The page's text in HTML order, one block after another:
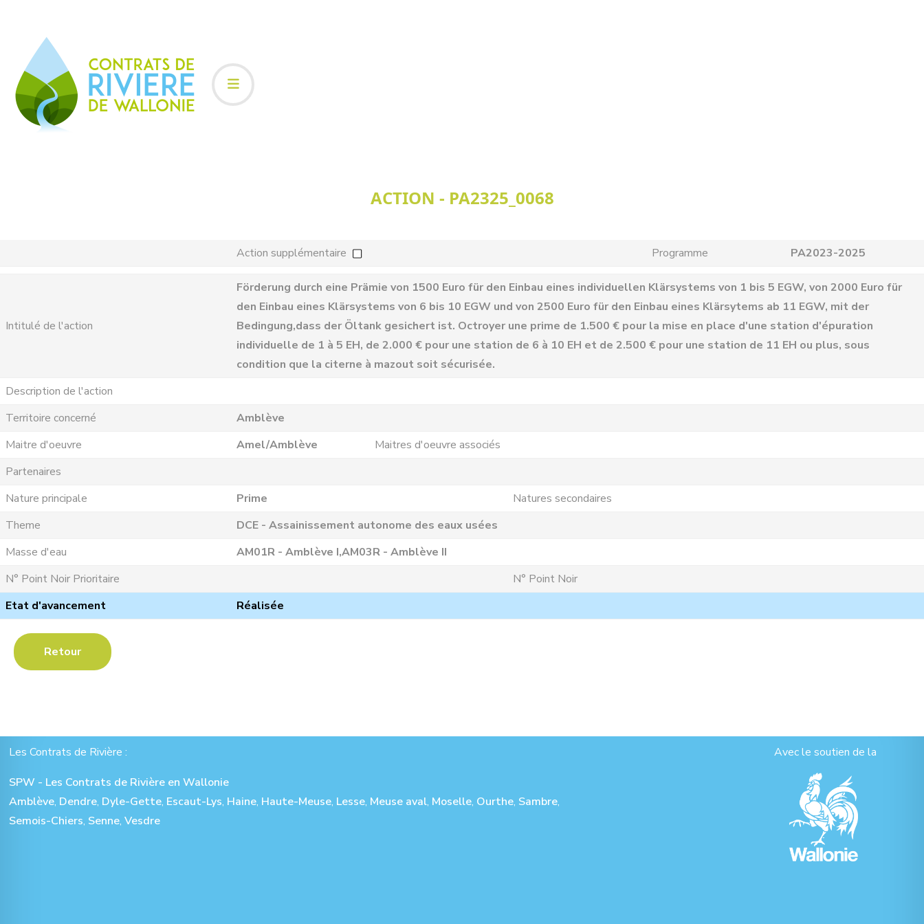
ACTION - PA2325_0068
Action supplémentaire Programme PA2023-2025
Intitulé de l'action
Förderung durch eine Prämie von 1500 Euro für den Einbau eines individuellen Klärsystems von 1 bis 5 EGW, von 2000 Euro für
den Einbau eines Klärsystems von 6 bis 10 EGW und von 2500 Euro für den Einbau eines Klärsytems ab 11 EGW, mit der
Bedingung,dass der Öltank gesichert ist. Octroyer une prime de 1.500 € pour la mise en place d'une station d'épuration
individuelle de 1 à 5 EH, de 2.000 € pour une station de 6 à 10 EH et de 2.500 € pour une station de 11 EH ou plus, sous
condition que la citerne à mazout soit sécurisée.
Description de l'action
Territoire concerné
Amblève
Maitre d'oeuvre
Amel/Amblève
Maitres d'oeuvre associés
Partenaires
Nature principale
Prime
Natures secondaires
Theme
DCE - Assainissement autonome des eaux usées
Masse d'eau
AM01R - Amblève I,AM03R - Amblève II
N° Point Noir Prioritaire
N° Point Noir
Etat d'avancement
Réalisée
Retour
Les Contrats de Rivière :
SPW - Les Contrats de Rivière en Wallonie
Amblève, Dendre, Dyle-Gette, Escaut-Lys, Haine, Haute-Meuse, Lesse, Meuse aval, Moselle, Ourthe, Sambre,
Semois-Chiers, Senne, Vesdre
Avec le soutien de la